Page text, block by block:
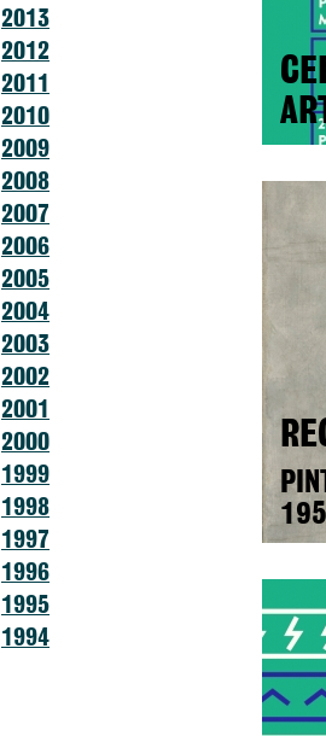
2013
2012
2011
2010
2009
2008
2007
2006
2005
2004
2003
2002
2001
2000
1999
1998
1997
1996
1995
1994